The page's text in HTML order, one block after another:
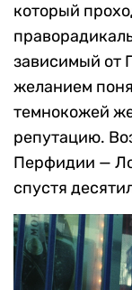
который
зависимый от
желанием
темнокожей
репутацию.
Перфидии —
спустя